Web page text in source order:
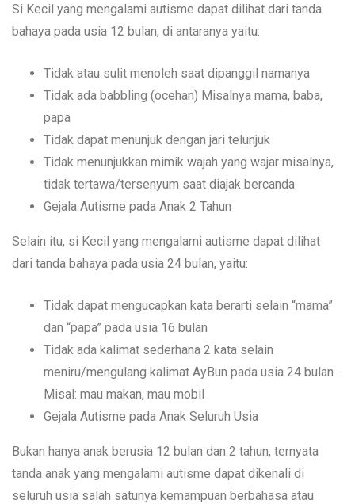
Si Kecil yang mengalami autisme dapat dilihat dari tanda
bahaya pada usia 12 bulan, di antaranya yaitu:
Tidak atau sulit menoleh saat dipanggil namanya
Tidak ada babbling (ocehan) Misalnya mama, baba,
papa
Tidak dapat menunjuk dengan jari telunjuk
Tidak menunjukkan mimik wajah yang wajar misalnya,
tidak tertawa/tersenyum saat diajak bercanda
Gejala Autisme pada Anak 2 Tahun
Selain itu, si Kecil yang mengalami autisme dapat dilihat
dari tanda bahaya pada usia 24 bulan, yaitu:
Tidak dapat mengucapkan kata berarti selain “mama”
dan “papa” pada usia 16 bulan
Tidak ada kalimat sederhana 2 kata selain
meniru/mengulang kalimat AyBun pada usia 24 bulan .
Misal: mau makan, mau mobil
Gejala Autisme pada Anak Seluruh Usia
Bukan hanya anak berusia 12 bulan dan 2 tahun, ternyata
tanda anak yang mengalami autisme dapat dikenali di
seluruh usia salah satunya kemampuan berbahasa atau